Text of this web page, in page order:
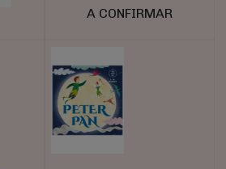
A CONFIRMAR